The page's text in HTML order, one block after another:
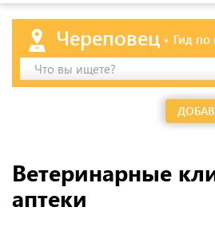
Череповец
Гид по
Что вы ищете?
Ветеринарные
аптеки